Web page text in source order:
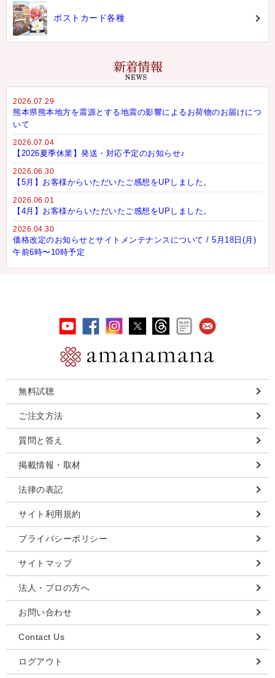
ポストカード各種
2026.07.29
熊本県熊本地方を震源とする地震の影響によるお荷物のお届けにつ
いて
2026.07.04
【2026夏季休業】発送・対応予定のお知らせ♪
2026.06.30
【5月】お客様からいただいたご感想をUPしました。
2026.06.01
【4月】お客様からいただいたご感想をUPしました。
2026.04.30
価格改定のお知らせとサイトメンテナンスについて / 5月18日(月)
午前6時〜10時予定
無料試聴
ご注文方法
質問と答え
掲載情報・取材
法律の表記
サイト利用規約
プライバシーポリシー
サイトマップ
法人・プロの方へ
お問い合わせ
Contact Us
ログアウト